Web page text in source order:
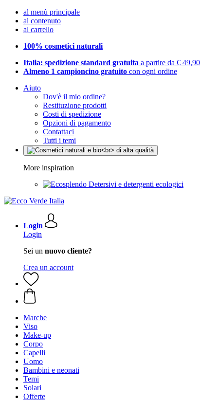
al menù principale
al contenuto
al carrello
100% cosmetici naturali
Italia: spedizione standard gratuita a partire da € 49,90
Almeno 1 campioncino gratuito con ogni ordine
Aiuto
Dov'è il mio ordine?
Restituzione prodotti
Costi di spedizione
Opzioni di pagamento
Contattaci
Tutti i temi
More inspiration
Detersivi e detergenti ecologici
Login
Login
Sei un nuovo cliente?
Crea un account
Marche
Viso
Make-up
Corpo
Capelli
Uomo
Bambini e neonati
Temi
Solari
Offerte